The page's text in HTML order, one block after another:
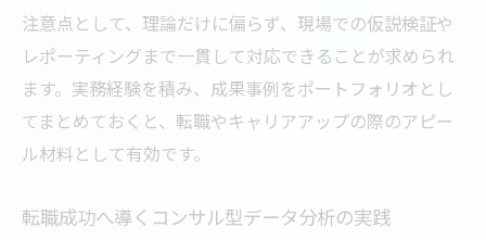
注意点として、理論だけに偏らず、現場での仮説検証や
レポーティングまで一貫して対応できることが求められ
ます。実務経験を積み、成果事例をポートフォリオとし
てまとめておくと、転職やキャリアアップの際のアピー
ル材料として有効です。
転職成功へ導くコンサル型データ分析の実践